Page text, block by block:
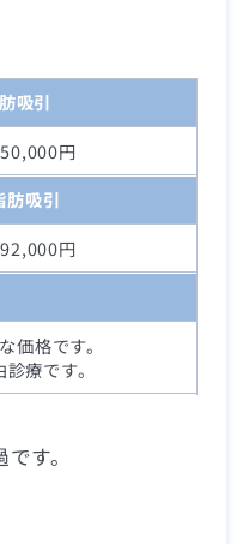
吸引
円
肪吸引
円
価格です。
療です。
す。